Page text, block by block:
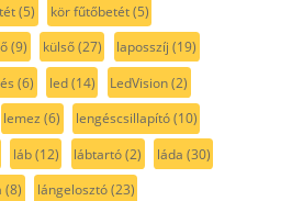
(5) kör fűtőbetét(5)
(9) külső(27) laposszíj (19)
(6) led(14) LedVision(2)
lemez (6) lengéscsillapító(10)
láb(12) lábtartó(2) láda (30)
(8) lángelosztó(23)